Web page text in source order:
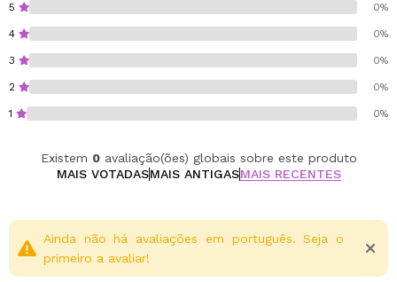
5 0%
4 0%
3 0%
2 0%
1 0%
Existem 0avaliação(ões) globais sobre este produto
MAIS VOTADASMAIS ANTIGASMAIS RECENTES
Ainda não há avaliações em português. Seja o
primeiro a avaliar!